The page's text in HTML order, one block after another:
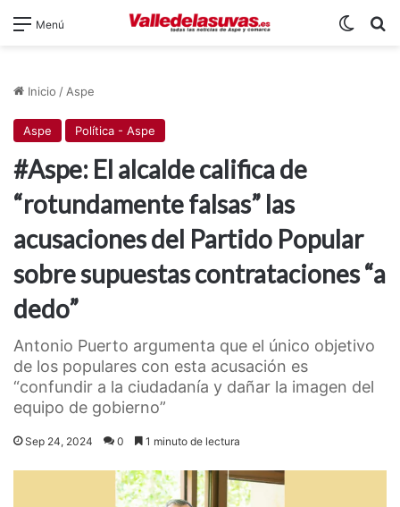
Menú
Inicio / Aspe
Aspe Política - Aspe
#Aspe: El alcalde califica de
“rotundamente falsas” las
acusaciones del Partido Popular
sobre supuestas contrataciones “a
dedo”
Antonio Puerto argumenta que el único objetivo
de los populares con esta acusación es
“confundir a la ciudadanía y dañar la imagen del
equipo de gobierno”
Sep 24, 2024 0 1 minuto de lectura